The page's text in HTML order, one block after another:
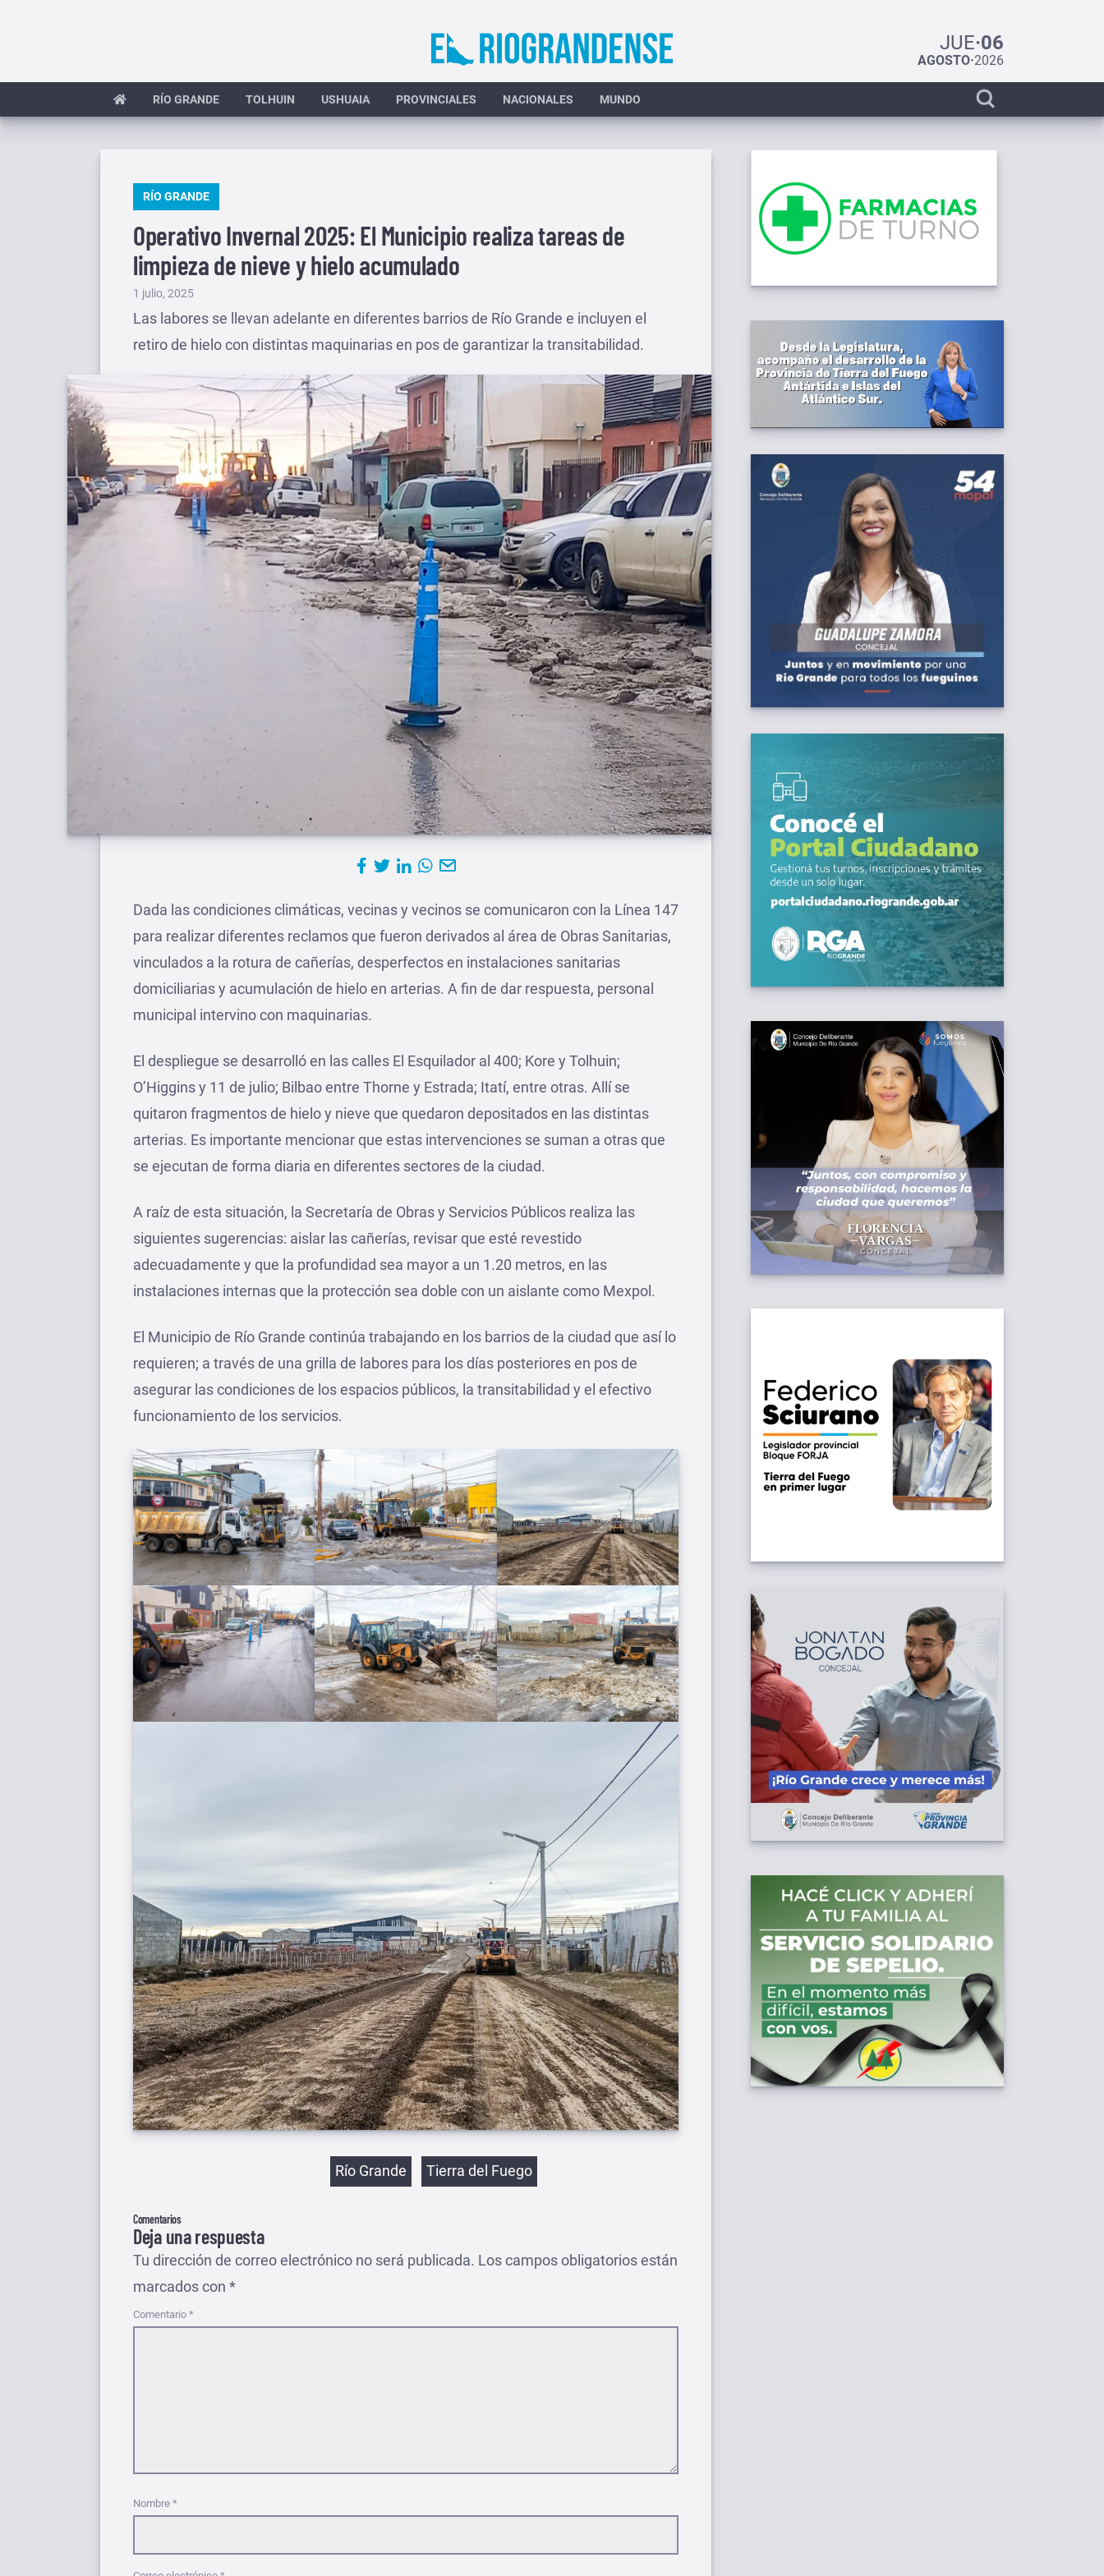
JUE·06
AGOSTO·2026
RÍO GRANDE TOLHUIN USHUAIA PROVINCIALES NACIONALES MUNDO
Display
search
PUBLICADO
RÍO GRANDE
Operativo Invernal 2025: El Municipio realiza tareas de
limpieza de nieve y hielo acumulado
Publicado
el
1 julio, 2025
Las labores se llevan adelante en diferentes barrios de Río Grande e incluyen el
retiro de hielo con distintas maquinarias en pos de garantizar la transitabilidad.
Dada las condiciones climáticas, vecinas y vecinos se comunicaron con la Línea 147
para realizar diferentes reclamos que fueron derivados al área de Obras Sanitarias,
vinculados a la rotura de cañerías, desperfectos en instalaciones sanitarias
domiciliarias y acumulación de hielo en arterias. A fin de dar respuesta, personal
municipal intervino con maquinarias.
El despliegue se desarrolló en las calles El Esquilador al 400; Kore y Tolhuin;
O’Higgins y 11 de julio; Bilbao entre Thorne y Estrada; Itatí, entre otras. Allí se
quitaron fragmentos de hielo y nieve que quedaron depositados en las distintas
arterias. Es importante mencionar que estas intervenciones se suman a otras que
se ejecutan de forma diaria en diferentes sectores de la ciudad.
A raíz de esta situación, la Secretaría de Obras y Servicios Públicos realiza las
siguientes sugerencias: aislar las cañerías, revisar que esté revestido
adecuadamente y que la profundidad sea mayor a un 1.20 metros, en las
instalaciones internas que la protección sea doble con un aislante como Mexpol.
El Municipio de Río Grande continúa trabajando en los barrios de la ciudad que así lo
requieren; a través de una grilla de labores para los días posteriores en pos de
asegurar las condiciones de los espacios públicos, la transitabilidad y el efectivo
funcionamiento de los servicios.
Etiquetas
Río Grande Tierra del Fuego
Comentarios
Deja una respuesta
Tu dirección de correo electrónico no será publicada. Los campos obligatorios están
marcados con *
Comentario *
Nombre *